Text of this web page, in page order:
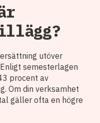
utöver
semesterlagen
procent av
Om din verksamhet
gäller ofta en högre